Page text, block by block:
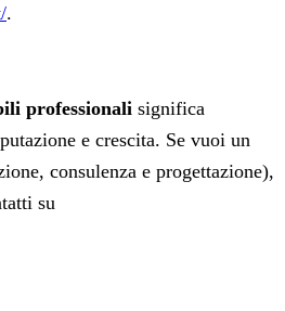
.
professionali significa
e crescita. Se vuoi un
consulenza e progettazione),
su